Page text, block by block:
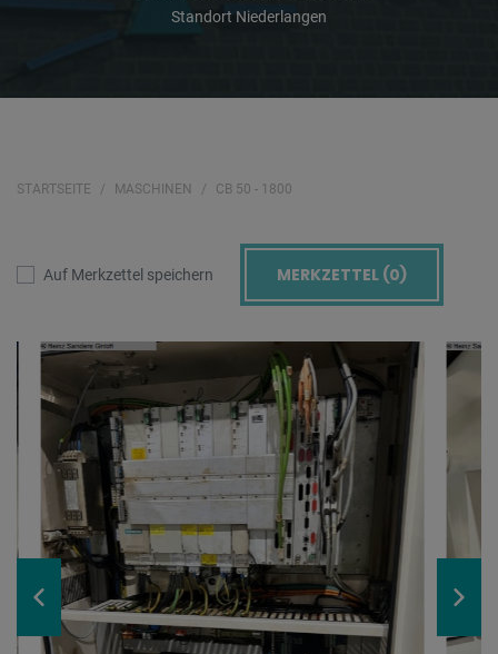
Standort Niederlangen
STARTSEITE MASCHINEN CB 50 - 1800
Auf Merkzettel speichern MERKZETTEL (0)